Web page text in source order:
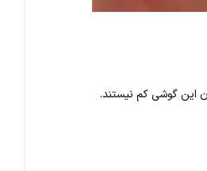
این گوشی کم نیستند.